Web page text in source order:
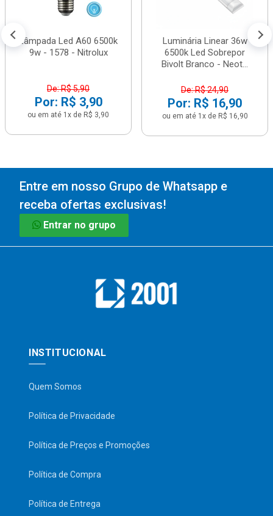
Lâmpada Led A60 6500k
9w - 1578 - Nitrolux
De: R$ 5,90
Por: R$ 3,90
ou em até 1x de R$ 3,90
Luminária Linear 36w
6500k Led Sobrepor
Bivolt Branco - Neot...
De: R$ 24,90
Por: R$ 16,90
ou em até 1x de R$ 16,90
Entre em nosso Grupo de Whatsapp e
receba ofertas exclusivas!
Entrar no grupo
INSTITUCIONAL
Quem Somos
Política de Privacidade
Política de Preços e Promoções
Política de Compra
Política de Entrega